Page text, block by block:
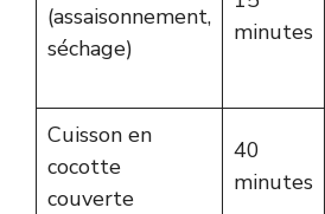
(assaisonnement,
séchage)
minutes
Cuisson en
cocotte
couverte
40
minutes